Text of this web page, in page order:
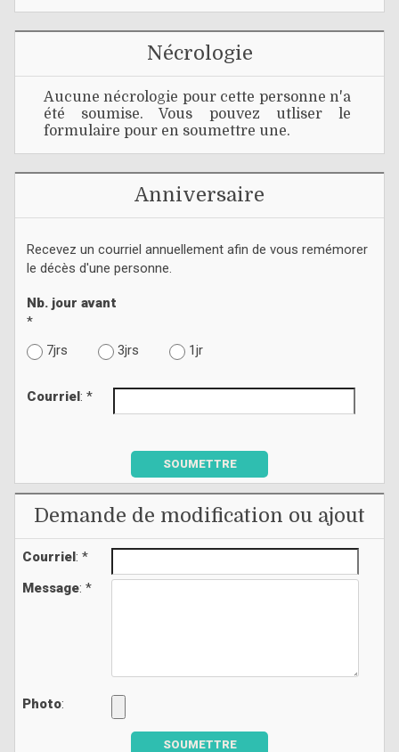
Nécrologie
Aucune nécrologie pour cette personne n'a
été soumise. Vous pouvez utliser le
formulaire pour en soumettre une.
Anniversaire
Recevez un courriel annuellement afin de vous remémorer
le décès d'une personne.
Nb. jour avant
*
7jrs
3jrs 1jr
Courriel : *
SOUMETTRE
Demande de modification ou ajout
Courriel: *
Message: *
Photo:
SOUMETTRE